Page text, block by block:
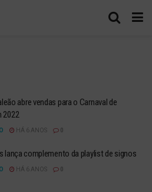
abre vendas para o Carnaval de
2022
HÁ 6 ANOS
lança complemento da playlist de signos
HÁ 6 ANOS